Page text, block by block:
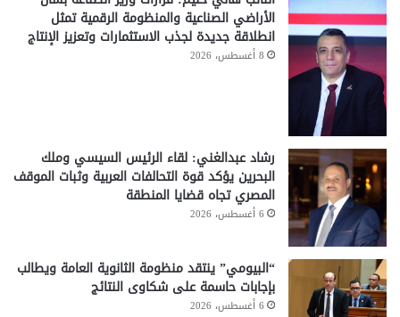
الأراضي الصناعية والمنظومة الرقمية تمثل
انطلاقة جديدة لجذب الاستثمارات وتعزيز الإنتاج
8 أغسطس، 2026
رشاد عبدالغني: لقاء الرئيس السيسي وملك
البحرين يؤكد قوة التحالفات العربية وثبات الموقف
المصري تجاه قضايا المنطقة
6 أغسطس، 2026
“البيومي” ينتقد منظومة الثانوية العامة ويطالب
بإجابات حاسمة على شكاوى النتائج
6 أغسطس، 2026